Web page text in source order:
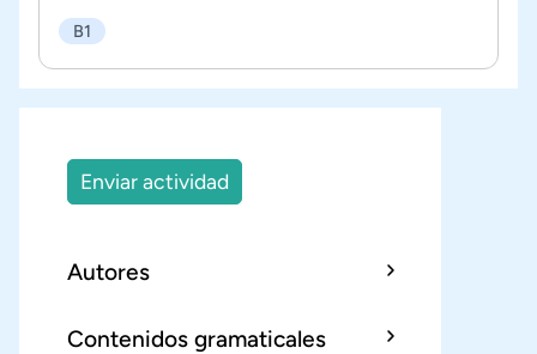
B1
Enviar actividad
Autores
Contenidos gramaticales